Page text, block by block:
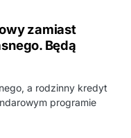
zamiast
Będą
a rodzinny kredyt
programie